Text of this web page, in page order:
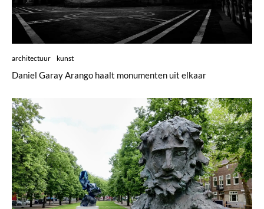
architectuur kunst
Daniel Garay Arango haalt monumenten uit elkaar